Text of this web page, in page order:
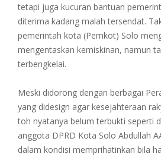
tetapi juga kucuran bantuan
diterima kadang malah tersendat.
pemerintah kota (Pemkot) Solo
mengentaskan kemiskinan, namun
terbengkelai.
Meski didorong dengan berbagai
yang didesign agar kesejahteraan
toh nyatanya belum terbukti seperti
anggota DPRD Kota Solo Abdullah
dalam kondisi memprihatinkan bila